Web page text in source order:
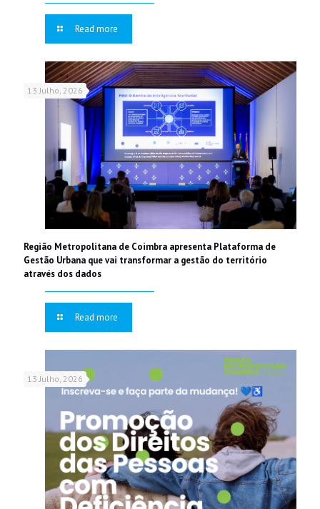
Read more
13 Julho, 2026
Região Metropolitana de Coimbra apresenta Plataforma de
Gestão Urbana que vai transformar a gestão do território
através dos dados
Read more
13 Julho, 2026